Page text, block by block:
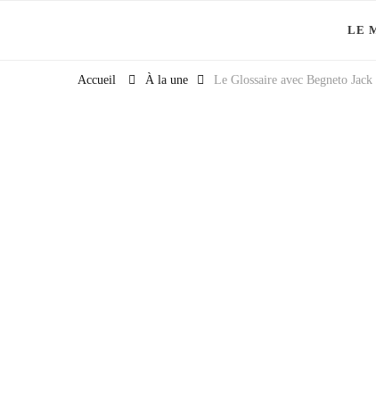
LE
Accueil À la une Le Glossaire avec Begneto Jack